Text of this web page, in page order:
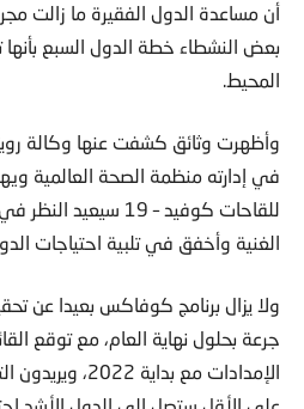
أن مساعدة الدول الفقيرة ما زالت
بعض النشطاء خطة الدول السبع
المحيط.
وأظهرت وثائق كشفت عنها وكالة
في إدارته منظمة الصحة العالمية
للقاحات كوفيد – 19
الغنية وأخفق في تلبية احتياجات
ولا يزال برنامج كوفاكس بعيدا عن
جرعة بحلول نهاية العام، مع توقع
الإمدادات مع